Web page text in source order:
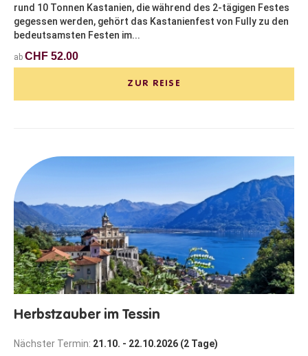
rund 10 Tonnen Kastanien, die während des 2-tägigen Festes
gegessen werden, gehört das Kastanienfest von Fully zu den
bedeutsamsten Festen im...
ab CHF 52.00
ZUR REISE
Herbstzauber im Tessin
Nächster Termin: 21.10. - 22.10.2026 (2 Tage)